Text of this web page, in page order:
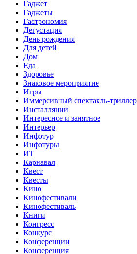
Гаджет
Гаджеты
Гастрономия
Дегустация
День рождения
Для детей
Дом
Еда
Здоровье
Знаковое мероприятие
Игры
Иммерсивный спектакль-триллер
Инсталляции
Интересное и занятное
Интерьер
Инфотур
Инфотуры
ИТ
Карнавал
Квест
Квесты
Кино
Кинофестивали
Кинофестиваль
Книги
Конгресс
Конкурс
Конференции
Конференция